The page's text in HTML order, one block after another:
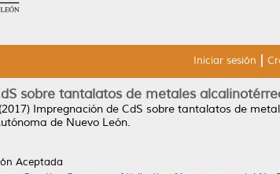
Iniciar sesión
sobre tantalatos de metales
(2017) Impregnación de CdS sobre tantalatos de
de Nuevo León.
Aceptada